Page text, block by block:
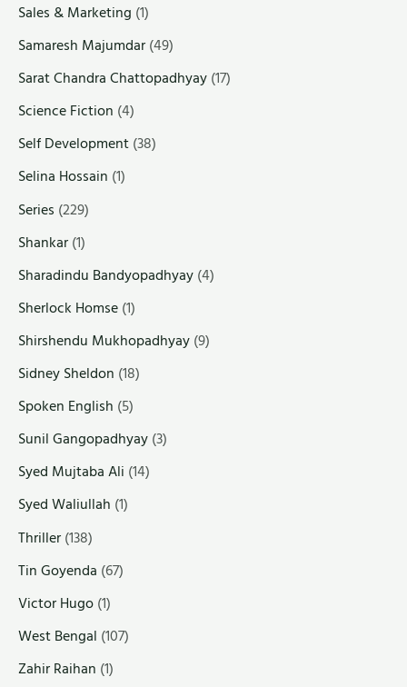
Sales & Marketing (1)
Samaresh Majumdar(49)
Sarat Chandra Chattopadhyay(17)
Science Fiction (4)
Self Development(38)
Selina Hossain (1)
Series (229)
Shankar(1)
Sharadindu Bandyopadhyay(4)
Sherlock Homse(1)
Shirshendu Mukhopadhyay(9)
Sidney Sheldon (18)
Spoken English (5)
Sunil Gangopadhyay(3)
Syed Mujtaba Ali (14)
Syed Waliullah (1)
Thriller(138)
Tin Goyenda (67)
Victor Hugo(1)
West Bengal (107)
Zahir Raihan (1)